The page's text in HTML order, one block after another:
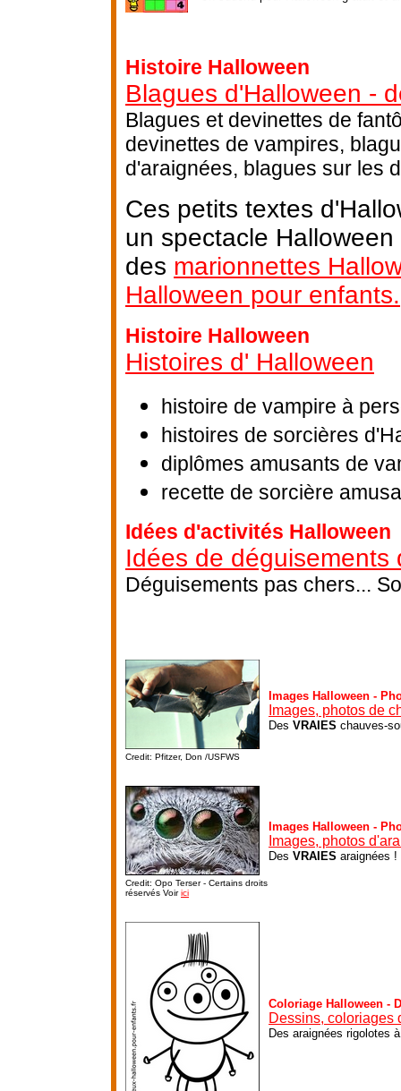
Histoire Halloween
Blagues d'Halloween -
Blagues et devinettes de
devinettes de vampires,
d'araignées, blagues sur les
Ces petits textes
un spectacle
des marionnettes
Halloween pour enfants.
Histoire Halloween
Histoires d' Halloween
histoire de vampire à
histoires de sorcières
diplômes amusants de
recette de sorcière
Idées d'activités Halloween
Idées de déguisements
Déguisements pas chers...
Credit: Pfitzer, Don /USFWS
Images Halloween -
Images, photos de
Des VRAIES chauves-
Credit: Opo Terser - Certains droits
réservés Voirici
Images Halloween -
Images, photos
Des VRAIES araignées !
Coloriage Halloween -
Dessins, coloriages
Des araignées rigolotes